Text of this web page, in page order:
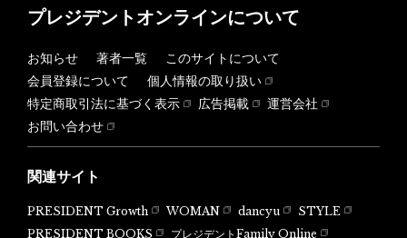
プレジデントオンラインについて
お知らせ 著者一覧
このサイトについて
会員登録について
個人情報の取り扱い
特定商取引法に基づく表示
広告掲載
運営会社
お問い合わせ
関連サイト
PRESIDENT Growth WOMAN dancyu
STYLE
PRESIDENT BOOKS
プレジデントFamily Online